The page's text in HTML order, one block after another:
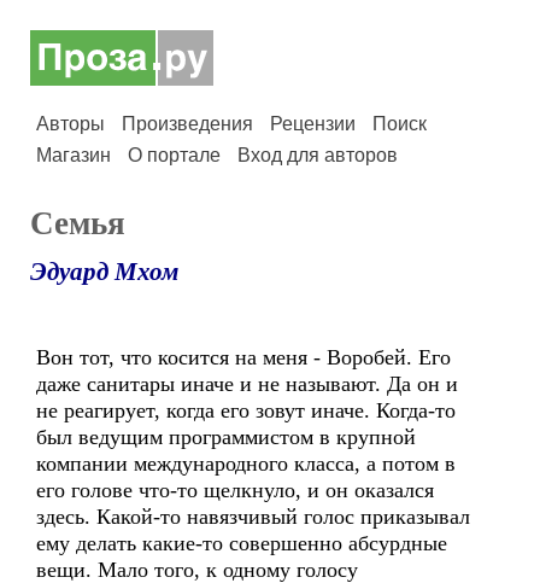
Авторы Произведения Рецензии
Поиск
Магазин
О портале Вход для авторов
Семья
Эдуард Мхом
Вон тот, что косится на меня - Воробей. Его
даже санитары иначе и не называют. Да он и
не реагирует, когда его зовут иначе. Когда-то
был ведущим программистом в крупной
компании международного класса, а потом в
его голове что-то щелкнуло, и он оказался
здесь. Какой-то навязчивый голос приказывал
ему делать какие-то совершенно абсурдные
вещи. Мало того, к одному голосу